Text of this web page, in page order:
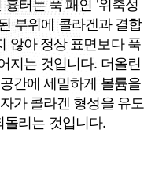
터는 푹 패인 '위축성
부위에 콜라겐과 결합
않아 정상 표면보다 푹
지는 것입니다. 더올린
간에 세밀하게 볼륨을
가 콜라겐 형성을 유도
리는 것입니다.